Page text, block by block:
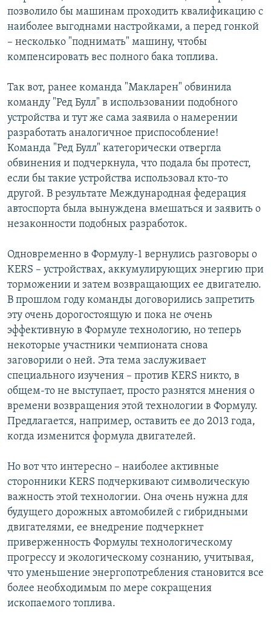
позволило бы машинам проходить квалификацию с
наиболее выгоднами настройками, а перед гонкой
– несколько "поднимать" машину, чтобы
компенсировать вес полного бака топлива.
Так вот, ранее команда "Макларен" обвинила
команду "Ред Булл" в использовании подобного
устройства и тут же сама заявила о намерении
разработать аналогичное приспособление!
Команда "Ред Булл" категорически отвергла
обвинения и подчеркнула, что подала бы протест,
если бы такие устройства использовал кто-то
другой. В результате Международная федерация
автоспорта была вынуждена вмешаться и заявить о
незаконности подобных разработок.
Одновременно в Формулу-1 вернулись разговоры о
KERS – устройствах, аккумулирующих энергию при
торможении и затем возвращающих ее двигателю.
В прошлом году команды договорились запретить
эту очень дорогостоящую и пока не очень
эффективную в Формуле технологию, но теперь
некоторые участники чемпионата снова
заговорили о ней. Эта тема заслуживает
специального изучения – против KERS никто, в
общем-то не выступает, просто разнятся мнения о
времени возвращения этой технологии в Формулу.
Предлагается, например, оставить ее до 2013 года,
когда изменится формула двигателей.
Но вот что интересно – наиболее активные
сторонники KERS подчеркивают символическую
важность этой технологии. Она очень нужна для
будущего дорожных автомобилей с гибридными
двигателями, ее внедрение подчеркнет
приверженность Формулы технологическому
прогрессу и экологическому сознанию, учитывая,
что уменьшение энергопотребления становится все
более необходимым по мере сокращения
ископаемого топлива.